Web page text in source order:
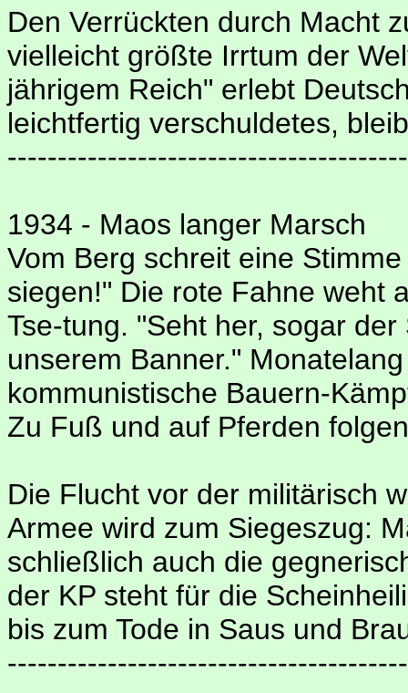
Den Verrückten durch Macht
vielleicht größte Irrtum der
jährigem Reich" erlebt
leichtfertig verschuldetes,
1934 - Maos langer Marsch
Vom Berg schreit eine
siegen!" Die rote Fahne weht
Tse-tung. "Seht her, sogar
unserem Banner."
kommunistische Bauern-
Zu Fuß und auf Pferden
Die Flucht vor der militärisch
Armee wird zum Siegeszug:
schließlich auch die
der KP steht für die
bis zum Tode in Saus und